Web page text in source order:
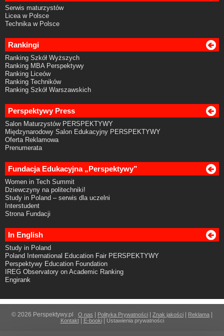
Serwis maturzystów
Licea w Polsce
Technika w Polsce
Rankingi
Ranking Szkół Wyższych
Ranking MBA Perspektywy
Ranking Liceów
Ranking Techników
Ranking Szkół Warszawskich
Perspektywy Press
Salon Maturzystów PERSPEKTYWY
Międzynarodowy Salon Edukacyjny PERSPEKTYWY
Oferta Reklamowa
Prenumerata
Fundacja Edukacyjna „Perspektywy”
Women in Tech Summit
Dziewczyny na politechniki!
Study in Poland – serwis dla uczelni
Interstudent
Strona Fundacji
In English
Study in Poland
Poland International Education Fair PERSPEKTYWY
Perspektywy Education Foundation
IREG Observatory on Academic Ranking
Engirank
© 2026 Perspektywy.pl O nas Polityka Prywatności Znak jakości Reklama
Kontakt| E-booki| Ustawienia prywatności